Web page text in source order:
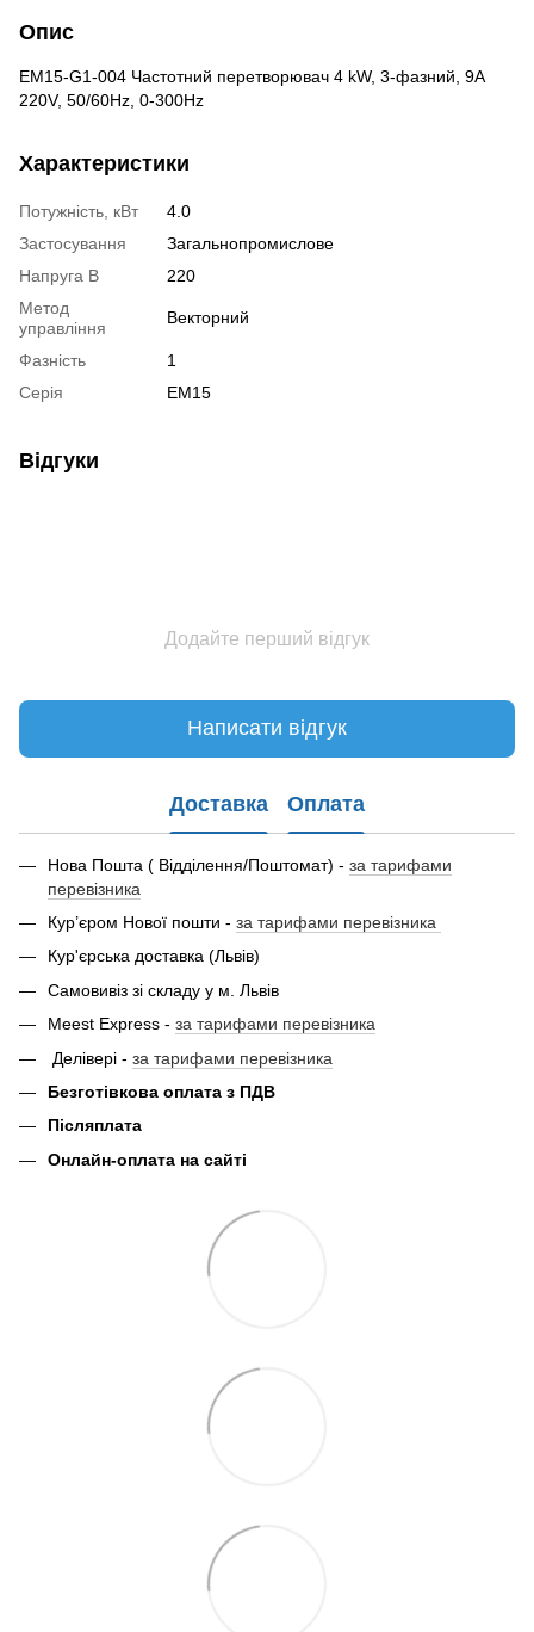
Опис
EM15-G1-004 Частотний перетворювач 4 kW, 3-фазний, 9А
220V, 50/60Hz, 0-300Hz
Характеристики
Потужність, кВт
4.0
Застосування
Загальнопромислове
Напруга В
220
Метод
управління
Векторний
Фазність
1
Серія
EM15
Відгуки
Додайте перший відгук
Написати відгук
Доставка Оплата
Нова Пошта ( Відділення/Поштомат) - за тарифами
перевізника
Кур’єром Нової пошти - за тарифами перевізника
Кур'єрська доставка (Львів)
Самовивіз зі складу у м. Львів
Meest Express - за тарифами перевізника
Делівері - за тарифами перевізника
Безготівкова оплата з ПДВ
Післяплата
Онлайн-оплата на сайті